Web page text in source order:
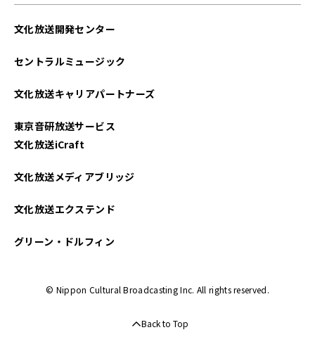
文化放送開発センター
セントラルミュージック
文化放送キャリアパートナーズ
東京音研放送サービス
文化放送iCraft
文化放送メディアブリッジ
文化放送エクステンド
グリーン・ドルフィン
© Nippon Cultural Broadcasting Inc. All rights reserved.
Back to Top